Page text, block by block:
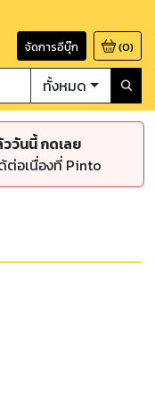
จัดการอีบุ๊ก (0)
ทั้งหมด
วันนี้ กดเลย
ต่อเนื่องที่ Pinto